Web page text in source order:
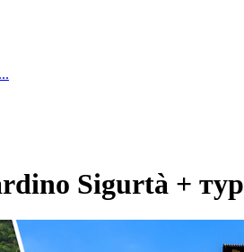
Sigurtà +